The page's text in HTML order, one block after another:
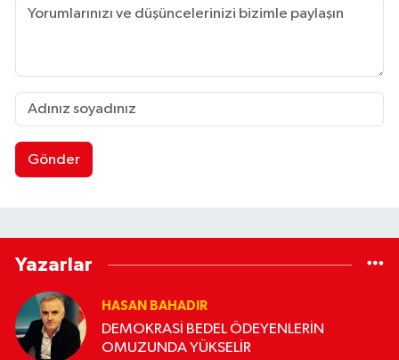
Gönder
Yazarlar
HASAN BAHADIR
DEMOKRASİ BEDEL ÖDEYENLERİN
OMUZUNDA YÜKSELİR